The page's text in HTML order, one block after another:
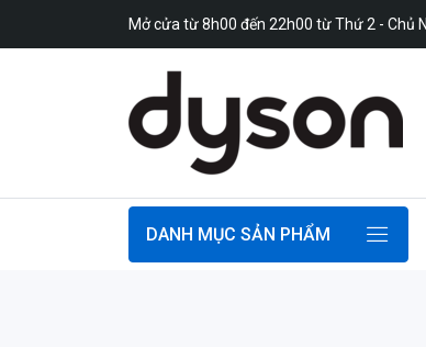
Mở cửa từ 8h00 đến 22h00 từ Thứ 2 - Chủ
DANH MỤC SẢN PHẨM